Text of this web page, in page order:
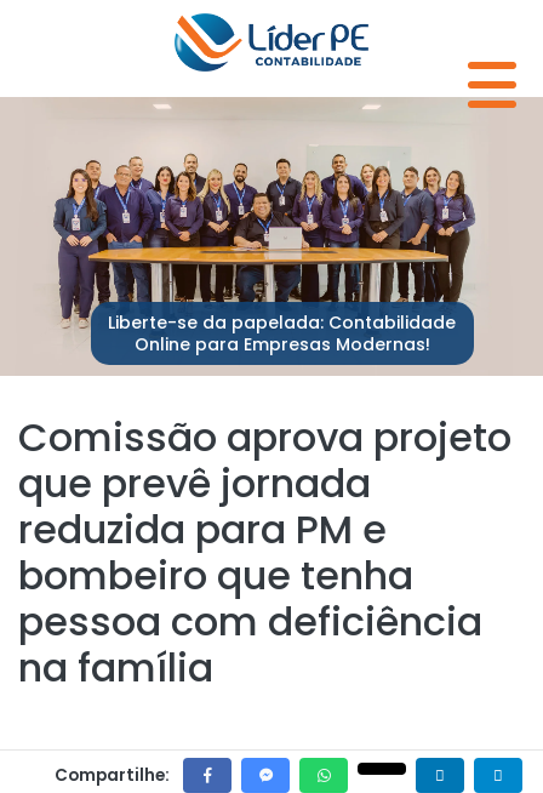
Liberte-se da papelada: Contabilidade
Online para Empresas Modernas!
Comissão aprova projeto
que prevê jornada
reduzida para PM e
bombeiro que tenha
pessoa com deficiência
na família
Compartilhe: